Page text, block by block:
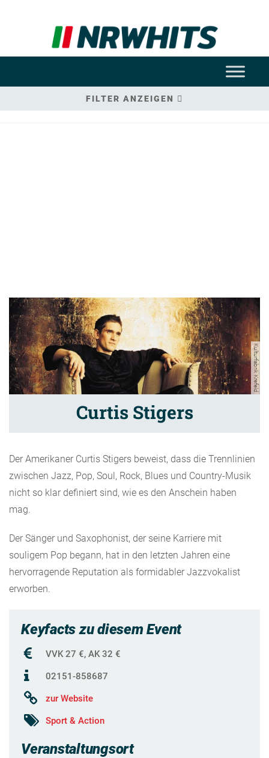
FILTER ANZEIGEN
Kulturfabrik Krefeld
Curtis Stigers
Der Amerikaner Curtis Stigers beweist, dass die Trennlinien
zwischen Jazz, Pop, Soul, Rock, Blues und Country-Musik
nicht so klar definiert sind, wie es den Anschein haben
mag.
Der Sänger und Saxophonist, der seine Karriere mit
souligem Pop begann, hat in den letzten Jahren eine
hervorragende Reputation als formidabler Jazzvokalist
erworben.
Keyfacts zu diesem Event
VVK 27 €, AK 32 €
02151-858687
zur Website
Sport & Action
Veranstaltungsort